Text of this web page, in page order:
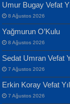
MUSTAFA
Yarına İz
Yılmaz Ekinci
Geceye
Umur Bugay Vefat
8 Ağustos 2026
Yağmurun O’Kulu
8 Ağustos 2026
Sedat Umran Vefat
7 Ağustos 2026
Erkin Koray Vefat
7 Ağustos 2026